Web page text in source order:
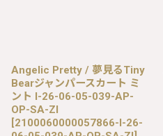
Angelic Pretty / 夢見るTiny
Bearジャンパースカート ミ
ント I-26-06-05-039-AP-
OP-SA-ZI
[2100060000057866-I-26-